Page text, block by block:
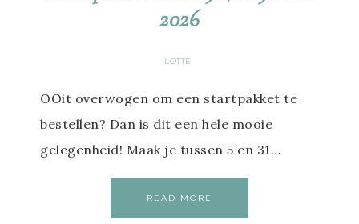
2026
LOTTE
OOit overwogen om een startpakket te
bestellen? Dan is dit een hele mooie
gelegenheid! Maak je tussen 5 en 31…
READ MORE